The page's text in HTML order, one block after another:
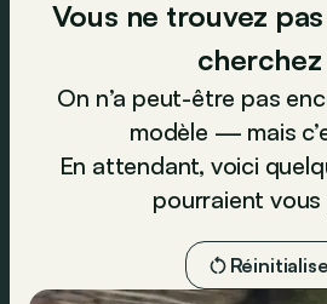
Vous ne trouvez
cherchez
On n’a peut-être pas
modèle — mais
En attendant, voici
pourraient vous